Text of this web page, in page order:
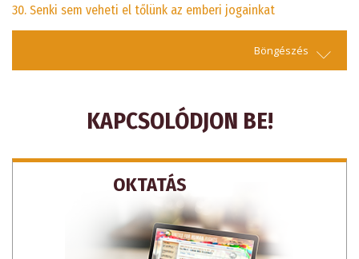
30. Senki sem veheti el tőlünk az emberi jogainkat
Böngészés
KAPCSOLÓDJON BE!
OKTATÁS